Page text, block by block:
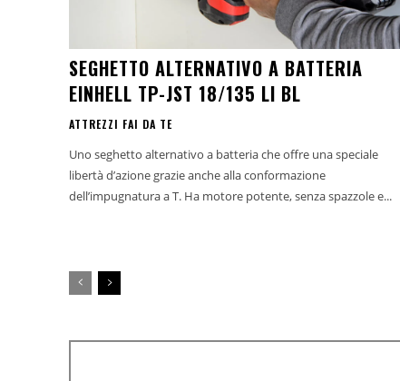
SEGHETTO ALTERNATIVO A BATTERIA
EINHELL TP-JST 18/135 LI BL
ATTREZZI FAI DA TE
Uno seghetto alternativo a batteria che offre una speciale
libertà d’azione grazie anche alla conformazione
dell’impugnatura a T. Ha motore potente, senza spazzole e...